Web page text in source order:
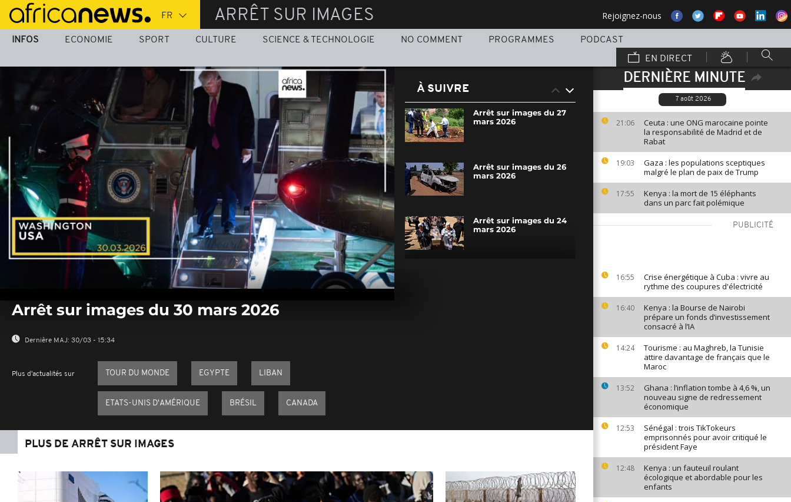
Passer
au
contenu
ARRÊT SUR IMAGES Rejoignez-nous
INFOS ECONOMIE SPORT CULTURE SCIENCE & TECHNOLOGIE NO COMMENT PROGRAMMES
PODCAST
EN DIRECT
DERNIÈRE MINUTE
7 août 2026
21:06
Ceuta : une ONG marocaine pointe
la responsabilité de Madrid et de
Rabat
19:03
Gaza : les populations sceptiques
malgré le plan de paix de Trump
17:55
Kenya : la mort de 15 éléphants
dans un parc fait polémique
PUBLICITÉ
16:55
Crise énergétique à Cuba : vivre au
rythme des coupures d'électricité
16:40
Kenya : la Bourse de Nairobi
prépare un fonds d’investissement
consacré à l’IA
14:24
Tourisme : au Maghreb, la Tunisie
attire davantage de français que le
Maroc
13:52
Ghana : l’inflation tombe à 4,6 %, un
nouveau signe de redressement
économique
12:53
Sénégal : trois TikTokeurs
emprisonnés pour avoir critiqué le
président Faye
12:48
Kenya : un fauteuil roulant
écologique et abordable pour les
enfants
seconds
0%
Arrêt sur images du 30 mars 2026
Dernière MAJ: 30/03 - 15:34
Plus d'actualités sur TOUR DU MONDE EGYPTE LIBAN
ETATS-UNIS D'AMÉRIQUE BRÉSIL CANADA
À SUIVRE
Arrêt sur images du 27
mars 2026
Arrêt sur images du 26
mars 2026
Arrêt sur images du 24
mars 2026
PLUS DE ARRÊT SUR IMAGES